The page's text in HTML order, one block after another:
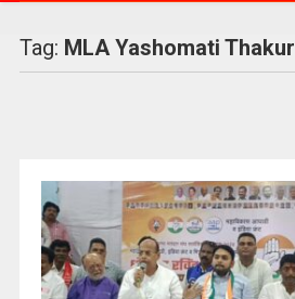
Tag: MLA Yashomati Thakur